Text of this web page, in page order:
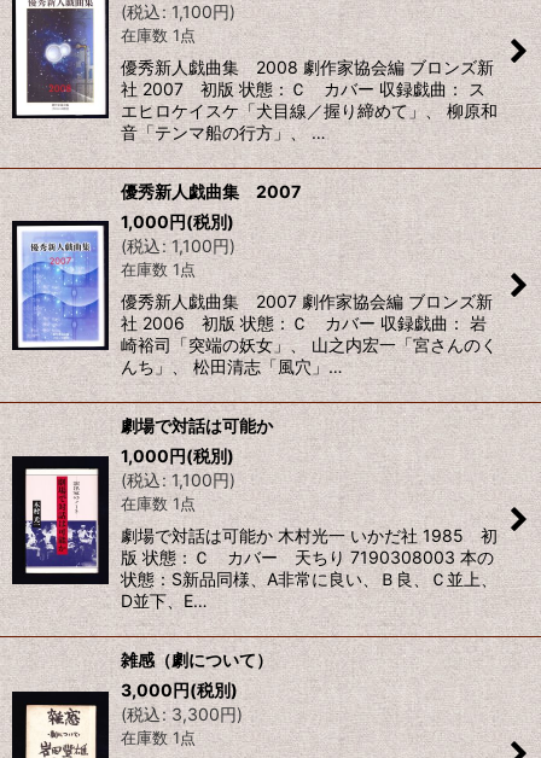
(税込: 1,100円)
在庫数 1点
優秀新人戯曲集 2008 劇作家協会編 ブロンズ新
社 2007 初版 状態：Ｃ カバー 収録戯曲： ス
エヒロケイスケ「犬目線／握り締めて」、 柳原和
音「テンマ船の行方」、 …
優秀新人戯曲集 2007
1,000円(税別)
(税込: 1,100円)
在庫数 1点
優秀新人戯曲集 2007 劇作家協会編 ブロンズ新
社 2006 初版 状態：Ｃ カバー 収録戯曲： 岩
崎裕司「突端の妖女」、 山之内宏一「宮さんのく
んち」、 松田清志「風穴」…
劇場で対話は可能か
1,000円(税別)
(税込: 1,100円)
在庫数 1点
劇場で対話は可能か 木村光一 いかだ社 1985 初
版 状態：Ｃ カバー 天ちり 7190308003 本の
状態：S新品同様、A非常に良い、Ｂ良、Ｃ並上、
D並下、E…
雑感（劇について）
3,000円(税別)
(税込: 3,300円)
在庫数 1点